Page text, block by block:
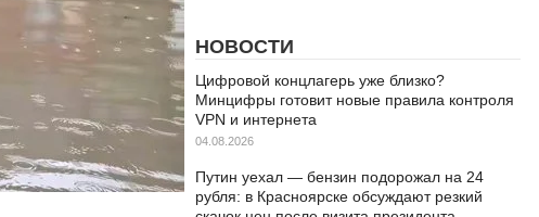
НОВОСТИ
Цифровой концлагерь уже близко?
Минцифры готовит новые правила контроля
VPN и интернета
04.08.2026
Путин уехал — бензин подорожал на 24
рубля: в Красноярске обсуждают резкий